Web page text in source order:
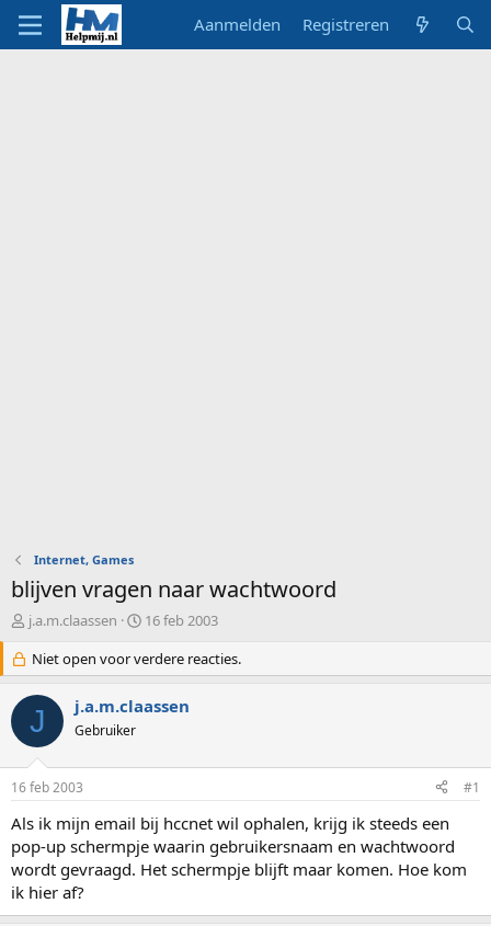
Aanmelden Registreren
Internet, Games
blijven vragen naar wachtwoord
O
d
e
r
w
e
p
s
t
a
r
t
e
r
j.a.m.claassen
S
a
r
d
m
16 feb 2003
Niet open voor verdere reacties.
J j.a.m.claassen
Gebruiker
16 feb 2003 #1
Als ik mijn email bij hccnet wil ophalen, krijg ik steeds een
pop-up schermpje waarin gebruikersnaam en wachtwoord
wordt gevraagd. Het schermpje blijft maar komen. Hoe kom
ik hier af?